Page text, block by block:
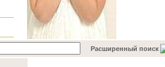
Расширенный поиск